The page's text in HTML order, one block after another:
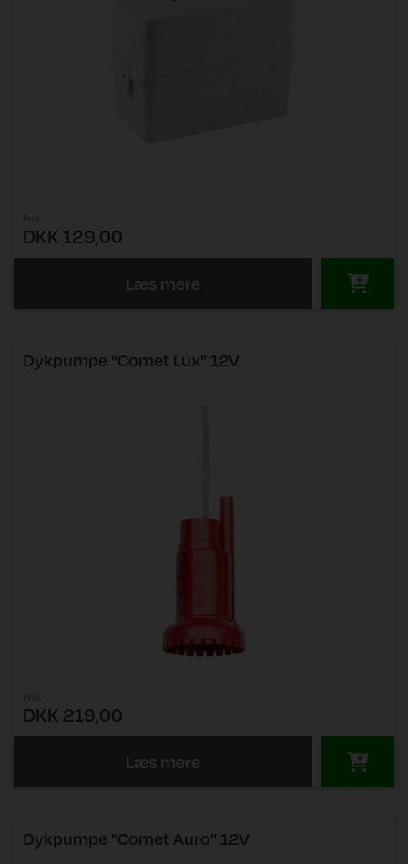
DKK 129,00
Læs mere
Dykpumpe "Comet Lux" 12V
DKK 219,00
Læs mere
Dykpumpe "Comet Auro" 12V